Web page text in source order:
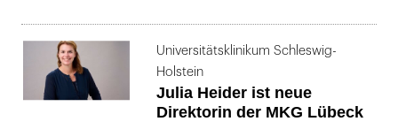
Universitätsklinikum Schleswig-
Holstein
Julia Heider ist neue
Direktorin der MKG Lübeck